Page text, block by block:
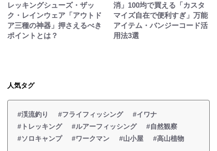
レッキングシューズ・ザッ
ク・レインウェア「アウトド
ア三種の神器」押さえるべき
ポイントとは？
消」100均で買える「カスタ
マイズ自在で便利すぎ」万能
アイテム・バンジーコード活
用法3選
人気タグ
#渓流釣り #フライフィッシング
#イワナ
#トレッキング
#ルアーフィッシング
#自然観察
#ソロキャンプ
#ワークマン #山小屋 #高山植物